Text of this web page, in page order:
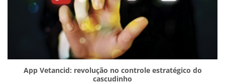
App Vetancid: revolução no controle estratégico do
cascudinho